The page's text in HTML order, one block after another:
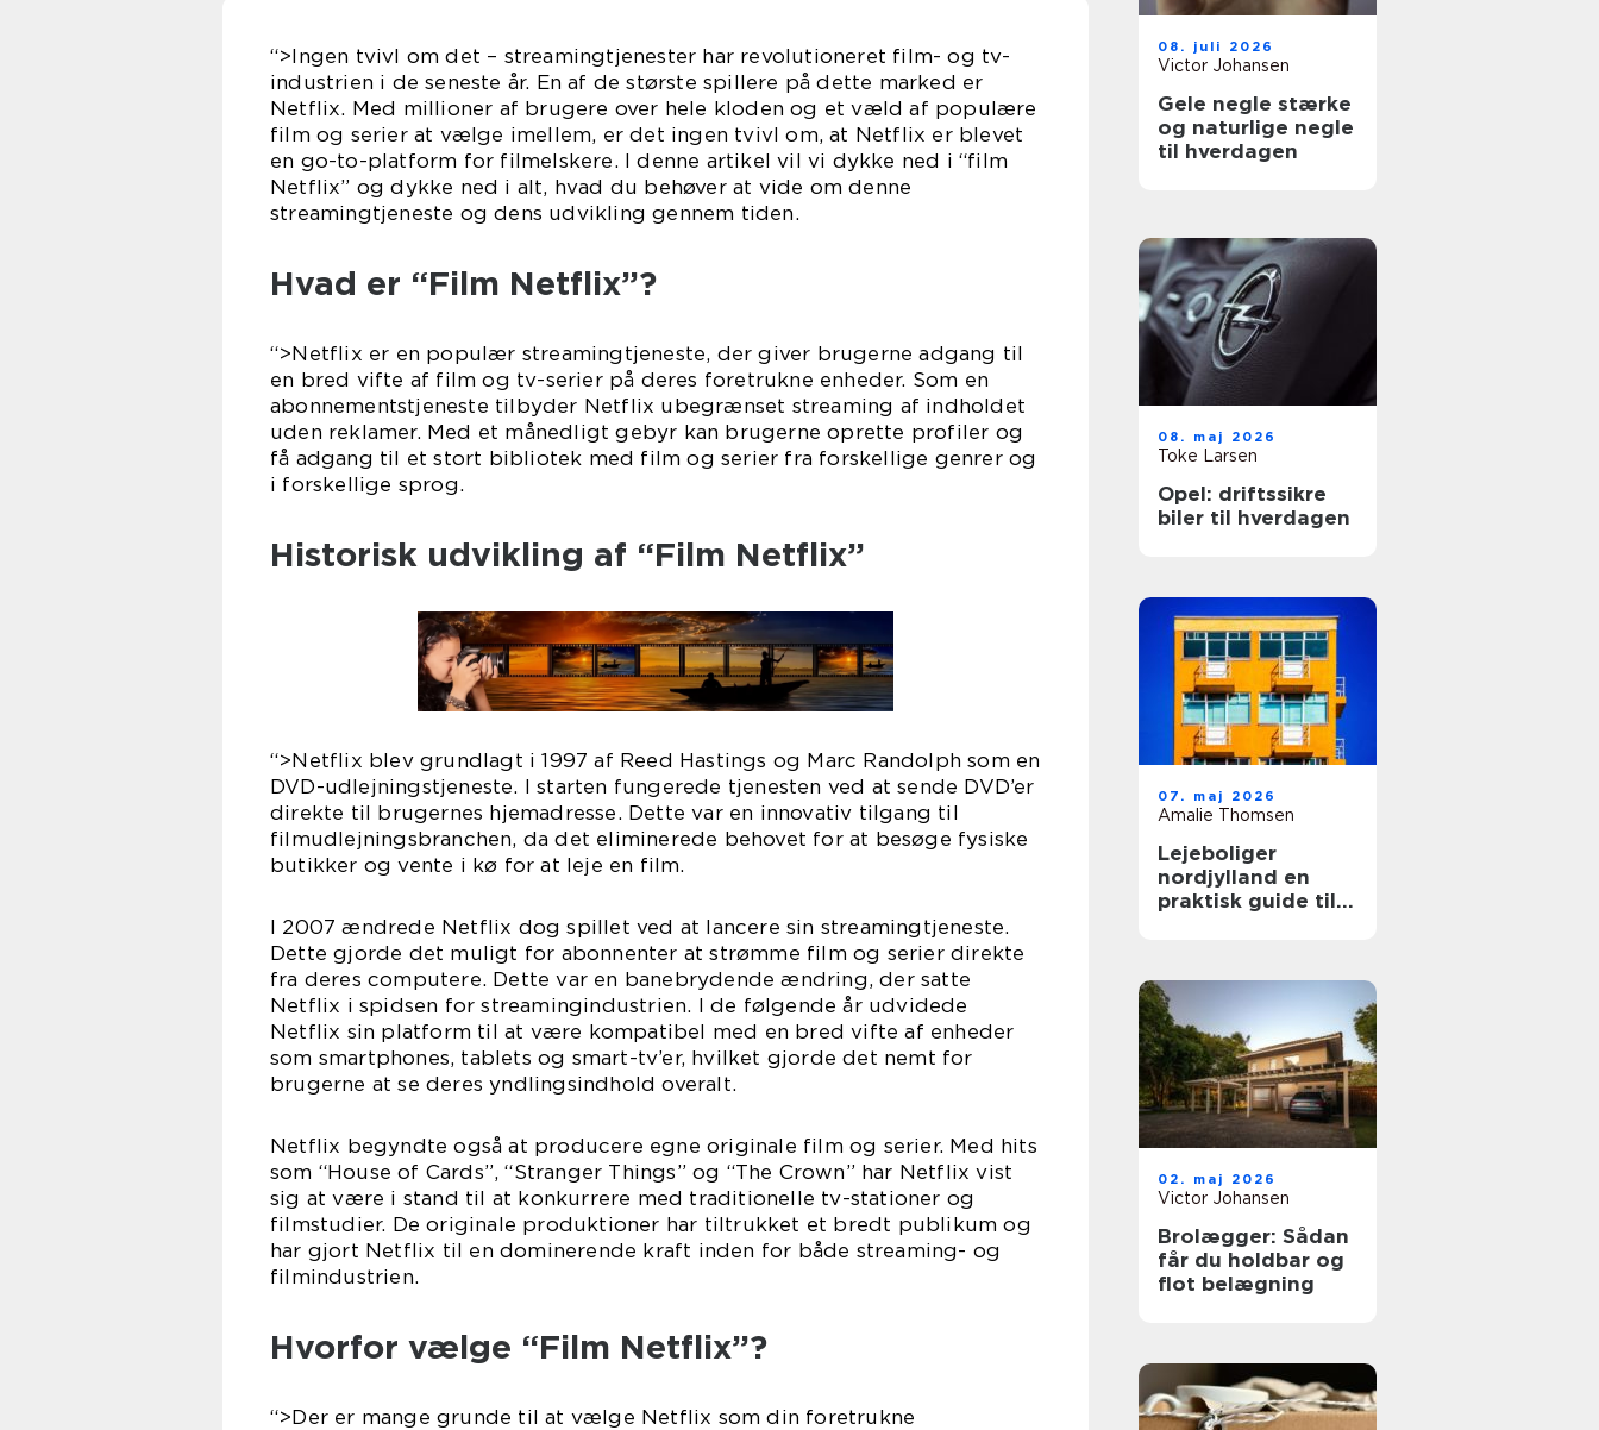
“>Ingen tvivl om det – streamingtjenester har revolutioneret film- og tv-
industrien i de seneste år. En af de største spillere på dette marked er
Netflix. Med millioner af brugere over hele kloden og et væld af populære
film og serier at vælge imellem, er det ingen tvivl om, at Netflix er blevet
en go-to-platform for filmelskere. I denne artikel vil vi dykke ned i “film
Netflix” og dykke ned i alt, hvad du behøver at vide om denne
streamingtjeneste og dens udvikling gennem tiden.
Hvad er “Film Netflix”?
“>Netflix er en populær streamingtjeneste, der giver brugerne adgang til
en bred vifte af film og tv-serier på deres foretrukne enheder. Som en
abonnementstjeneste tilbyder Netflix ubegrænset streaming af indholdet
uden reklamer. Med et månedligt gebyr kan brugerne oprette profiler og
få adgang til et stort bibliotek med film og serier fra forskellige genrer og
i forskellige sprog.
Historisk udvikling af “Film Netflix”
“>Netflix blev grundlagt i 1997 af Reed Hastings og Marc Randolph som en
DVD-udlejningstjeneste. I starten fungerede tjenesten ved at sende DVD’er
direkte til brugernes hjemadresse. Dette var en innovativ tilgang til
filmudlejningsbranchen, da det eliminerede behovet for at besøge fysiske
butikker og vente i kø for at leje en film.
I 2007 ændrede Netflix dog spillet ved at lancere sin streamingtjeneste.
Dette gjorde det muligt for abonnenter at strømme film og serier direkte
fra deres computere. Dette var en banebrydende ændring, der satte
Netflix i spidsen for streamingindustrien. I de følgende år udvidede
Netflix sin platform til at være kompatibel med en bred vifte af enheder
som smartphones, tablets og smart-tv’er, hvilket gjorde det nemt for
brugerne at se deres yndlingsindhold overalt.
Netflix begyndte også at producere egne originale film og serier. Med hits
som “House of Cards”, “Stranger Things” og “The Crown” har Netflix vist
sig at være i stand til at konkurrere med traditionelle tv-stationer og
filmstudier. De originale produktioner har tiltrukket et bredt publikum og
har gjort Netflix til en dominerende kraft inden for både streaming- og
filmindustrien.
Hvorfor vælge “Film Netflix”?
“>Der er mange grunde til at vælge Netflix som din foretrukne
08. juli 2026
Victor Johansen
Gele negle stærke
og naturlige negle
til hverdagen
08. maj 2026
Toke Larsen
Opel: driftssikre
biler til hverdagen
07. maj 2026
Amalie Thomsen
Lejeboliger
nordjylland en
praktisk guide til
02. maj 2026
Victor Johansen
Brolægger: Sådan
får du holdbar og
flot belægning